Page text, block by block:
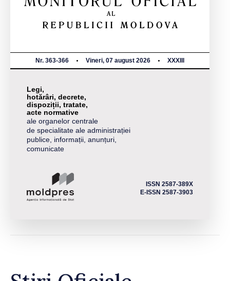
Nr. 363-366 Vineri, 07 august 2026 XXXIII
Legi,
hotărâri, decrete,
dispoziții, tratate,
acte normative
ale organelor centrale
de specialitate ale administrației
publice, informații, anunțuri,
comunicate
ISSN 2587-389X
E-ISSN 2587-3903